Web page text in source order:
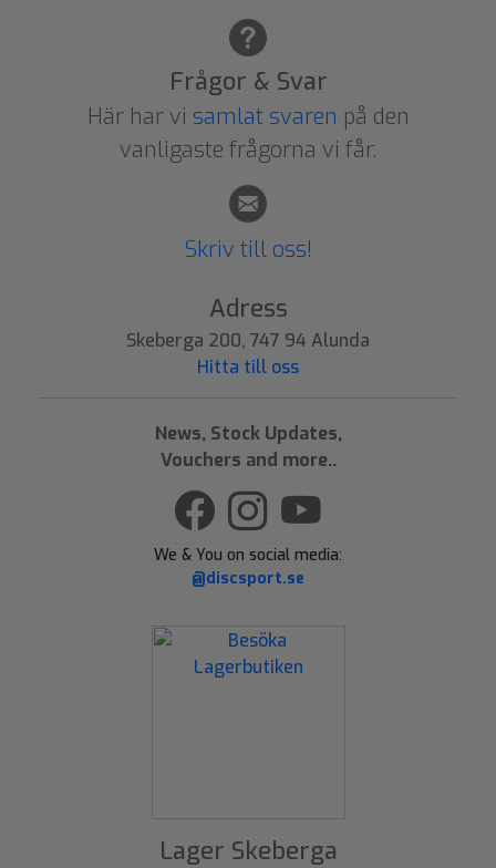
Frågor & Svar
Här har vi samlat svaren på den
vanligaste frågorna vi får.
Skriv till oss!
Adress
Skeberga 200, 747 94 Alunda
Hitta till oss
News, Stock Updates,
Vouchers and more..
We & You on social media:
@discsport.se
Lager Skeberga